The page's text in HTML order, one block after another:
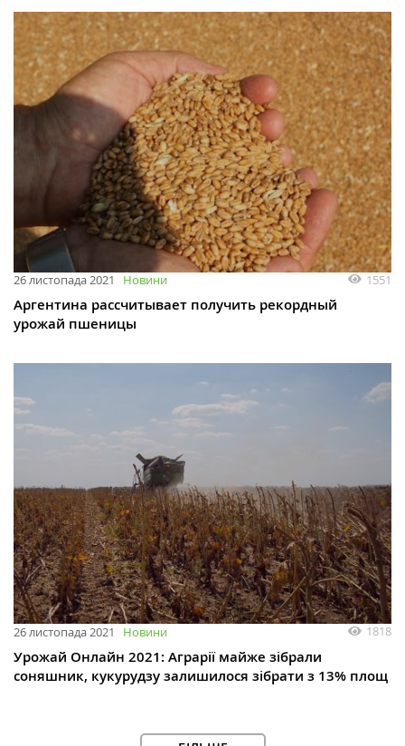
26 листопада 2021 Новини 1551
Аргентина рассчитывает получить рекордный
урожай пшеницы
26 листопада 2021 Новини 1818
Урожай Онлайн 2021: Аграрії майже зібрали
соняшник, кукурудзу залишилося зібрати з 13% площ